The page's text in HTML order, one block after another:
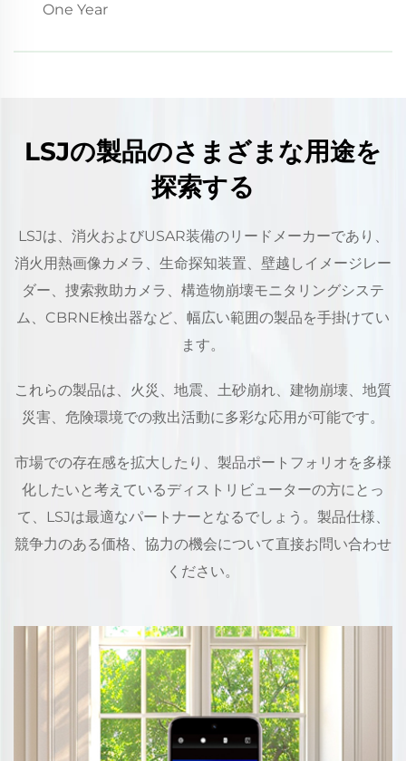
One Year
LSJの製品のさまざまな用途を
探索する
LSJは、消火およびUSAR装備のリードメーカーであり、
消火用熱画像カメラ、生命探知装置、壁越しイメージレー
ダー、捜索救助カメラ、構造物崩壊モニタリングシステ
ム、CBRNE検出器など、幅広い範囲の製品を手掛けてい
ます。
これらの製品は、火災、地震、土砂崩れ、建物崩壊、地質
災害、危険環境での救出活動に多彩な応用が可能です。
市場での存在感を拡大したり、製品ポートフォリオを多様
化したいと考えているディストリビューターの方にとっ
て、LSJは最適なパートナーとなるでしょう。製品仕様、
競争力のある価格、協力の機会について直接お問い合わせ
ください。